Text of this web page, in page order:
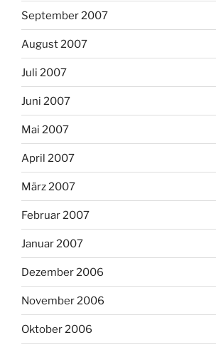
September 2007
August 2007
Juli 2007
Juni 2007
Mai 2007
April 2007
März 2007
Februar 2007
Januar 2007
Dezember 2006
November 2006
Oktober 2006